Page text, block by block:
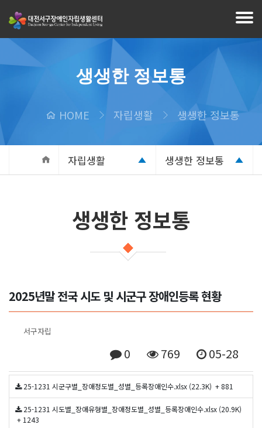
생생한 정보통
HOME 자립생활 생생한 정보통
자립생활 생생한 정보통
생생한 정보통
2025년말 전국 시도 및 시군구 장애인등록 현황
서구자립
0 769 05-28
25-1231 시군구별_장애정도별_성별_등록장애인수.xlsx (22.3K) + 881
25-1231 시도별_장애유형별_장애정도별_성별_등록장애인수.xlsx (20.9K)
+ 1243